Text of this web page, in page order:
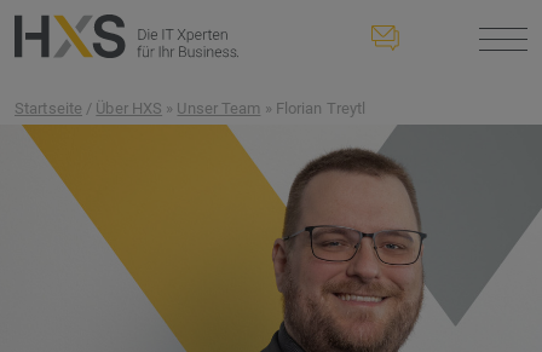
Startseite / Über HXS » Unser Team » Florian Treytl